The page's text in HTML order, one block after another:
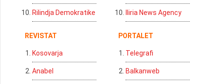
Rilindja Demokratike Iliria News Agency
REVISTAT
Kosovarja
Anabel
PORTALET
Telegrafi
Balkanweb